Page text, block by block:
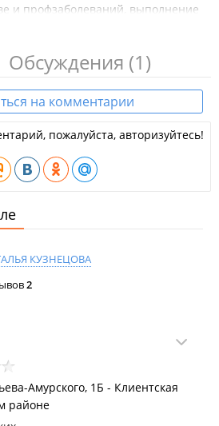
и профзаболеваний, выполнение
обязательств по поручению
выплаты;
выплаты;
учета застрахованных лиц.
услуги следующим категориям
и др.);
(оформление пенсии,
и др.);
задолженности, электронный
с регистрационного учета и др.);
(регистрация и снятие с
уплата страховых взносов);
(ежемесячная денежная
услуги).
Обсуждения (1)
на комментарии
пожалуйста, авторизуйтесь!
КУЗНЕЦОВА
2
Амурского, 1Б - Клиентская
районе